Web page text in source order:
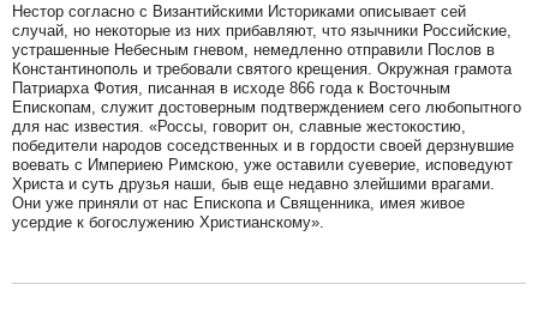
Нестор согласно с Византийскими Историками описывает сей
случай, но некоторые из них прибавляют, что язычники Российские,
устрашенные Небесным гневом, немедленно отправили Послов в
Константинополь и требовали святого крещения. Окружная грамота
Патриарха Фотия, писанная в исходе 866 года к Восточным
Епископам, служит достоверным подтверждением сего любопытного
для нас известия. «Россы, говорит он, славные жестокостию,
победители народов соседственных и в гордости своей дерзнувшие
воевать с Империею Римскою, уже оставили суеверие, исповедуют
Христа и суть друзья наши, быв еще недавно злейшими врагами.
Они уже приняли от нас Епископа и Священника, имея живое
усердие к богослужению Христианскому».